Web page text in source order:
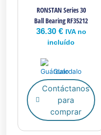
RONSTAN Series 30
Ball Bearing RF35212
36.30 € IVA no
incluído
Guárdalo
Contáctanos
para
comprar